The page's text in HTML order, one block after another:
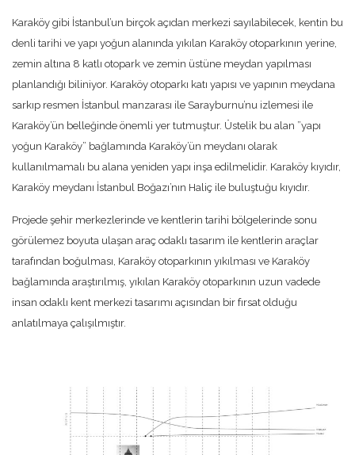
Karaköy gibi İstanbul’un birçok açıdan merkezi sayılabilecek, kentin bu
denli tarihi ve yapı yoğun alanında yıkılan Karaköy otoparkının yerine,
zemin altına 8 katlı otopark ve zemin üstüne meydan yapılması
planlandığı biliniyor. Karaköy otoparkı katı yapısı ve yapının meydana
sarkıp resmen İstanbul manzarası ile Sarayburnu’nu izlemesi ile
Karaköy’ün belleğinde önemli yer tutmuştur. Üstelik bu alan ”yapı
yoğun Karaköy” bağlamında Karaköy’ün meydanı olarak
kullanılmamalı bu alana yeniden yapı inşa edilmelidir. Karaköy kıyıdır,
Karaköy meydanı İstanbul Boğazı’nın Haliç ile buluştuğu kıyıdır.
Projede şehir merkezlerinde ve kentlerin tarihi bölgelerinde sonu
görülemez boyuta ulaşan araç odaklı tasarım ile kentlerin araçlar
tarafından boğulması, Karaköy otoparkının yıkılması ve Karaköy
bağlamında araştırılmış, yıkılan Karaköy otoparkının uzun vadede
insan odaklı kent merkezi tasarımı açısından bir fırsat olduğu
anlatılmaya çalışılmıştır.